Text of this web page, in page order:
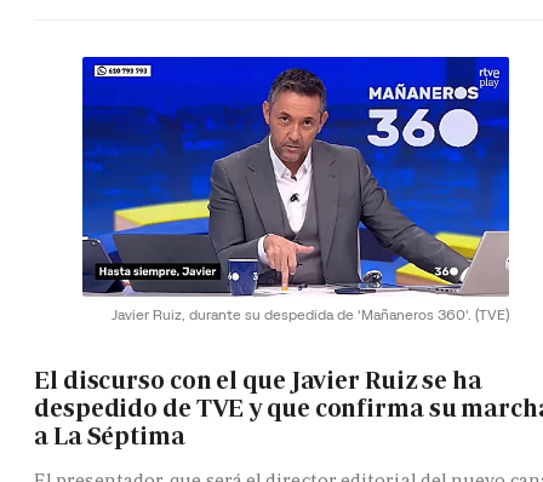
Javier Ruiz, durante su despedida de 'Mañaneros 360'. (TVE)
El discurso con el que Javier Ruiz se ha
despedido de TVE y que confirma su
a La Séptima